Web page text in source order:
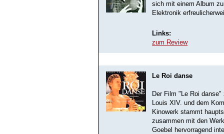
sich mit einem Album
Elektronik
Links:
zum Review
Le Roi danse
Der Film "Le Roi
Louis XIV. und dem
Kinowerk stammt
zusammen mit den
Goebel hervorragend